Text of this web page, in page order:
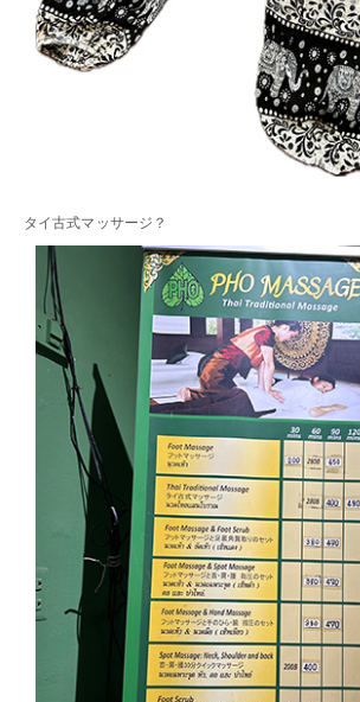
タイ古式マッサージ？